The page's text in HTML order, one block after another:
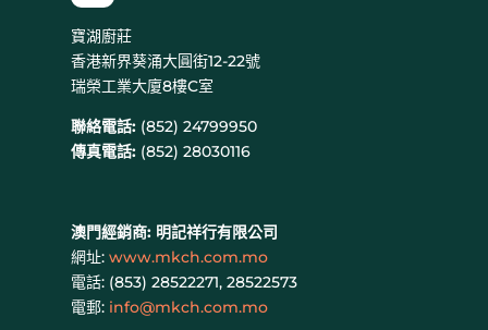
寶湖廚莊
香港新界葵涌大圓街12-22號
瑞榮工業大廈8樓C室
聯絡電話: (852) 24799950
傳真電話:(852) 28030116
澳門經銷商: 明記祥行有限公司
網址: www.mkch.com.mo
電話: (853) 28522271, 28522573
電郵: info@mkch.com.mo